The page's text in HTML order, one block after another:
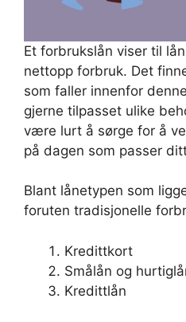
Et forbrukslån viser til
nettopp forbruk. Det
som faller innenfor
gjerne tilpasset ulike
være lurt å sørge for å
på dagen som passer
Blant lånetypen som
foruten tradisjonelle
Kredittkort
Smålån og
Kredittlån